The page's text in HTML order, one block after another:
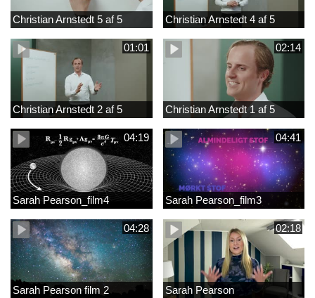
Christian Arnstedt 5 af 5 Christian Arnstedt 4 af 5
01:01
Christian Arnstedt 2 af 5
02:14
Christian Arnstedt 1 af 5
04:19
Sarah Pearson_film4
04:41
Sarah Pearson_film3
04:28
Sarah Pearson film 2
02:18
Sarah Pearson